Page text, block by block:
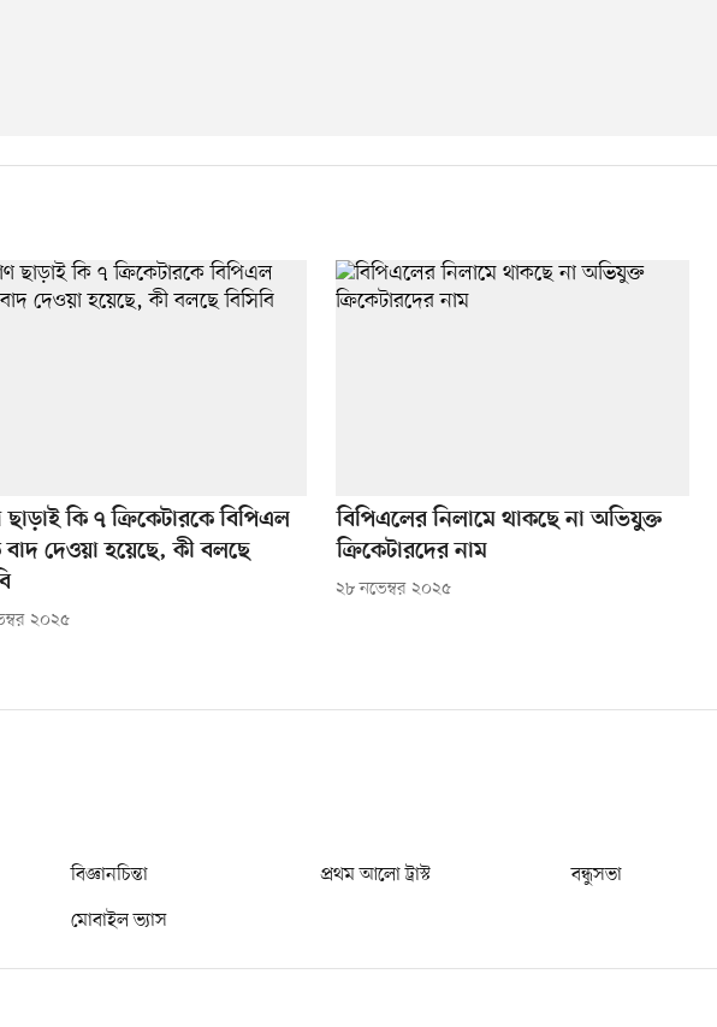
ছাড়াই কি ৭ ক্রিকেটারকে বিপিএল
দেওয়া হয়েছে, কী বলছে
২০২৫
বিপিএলের নিলামে থাকছে না অভিযুক্ত
ক্রিকেটারদের নাম
২৮ নভেম্বর ২০২৫
বিজ্ঞানচিন্তা প্রথম আলো ট্রাস্ট বন্ধুসভা
মোবাইল ভ্যাস